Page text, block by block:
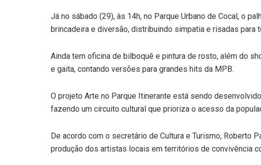
Já no sábado (29), às 14h, no Parque Urbano de Cocal, o
brincadeira e diversão, distribuindo simpatia e risadas para
Ainda tem oficina de bilboquê e pintura de rosto, além do
e gaita, contando versões para grandes hits da MPB.
O projeto Arte no Parque Itinerante está sendo
fazendo um circuito cultural que prioriza o acesso da
De acordo com o secretário de Cultura e Turismo, Roberto
produção dos artistas locais em territórios de convivência